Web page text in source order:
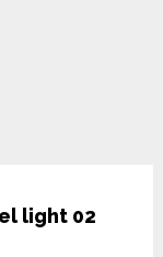
light 02